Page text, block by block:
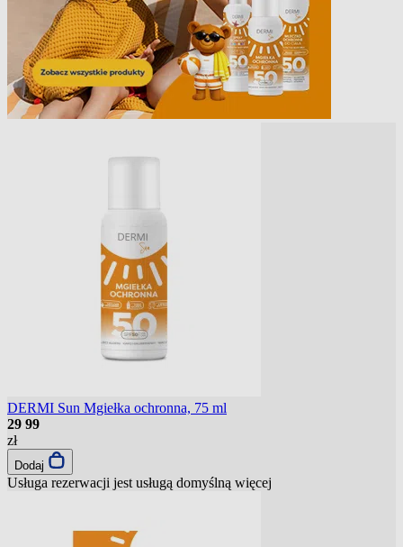
DERMI Sun Mgiełka ochronna, 75 ml
29 99
zł
Dodaj
Usługa rezerwacji jest usługą domyślną więcej